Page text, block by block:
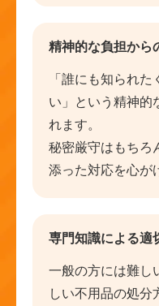
精神的な負担から
「誰にも知られ
い」という精神的
れます。
秘密厳守はもちろ
添った対応を心が
専門知識による適
一般の方には難し
しい不用品の処分